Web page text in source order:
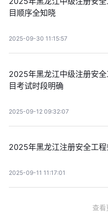
目顺序全知晓
2025-09-30 11:15:57
2025年黑龙江中级注册安
目考试时段明确
2025-09-12 09:32:07
2025年黑龙江注册安全工
2025-09-11 11:17:01
查看